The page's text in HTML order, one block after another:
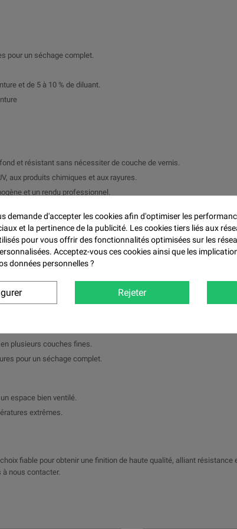
pour un séchage complet.
et de 5 à 10 % de diluant.
et résistant sans nécessiter de couche de vernis.
aux produits chimiques et aux rayures.
et un rendu professionnel.
les travaux nécessitant un séchage rapide.
offrant une finition esthétique et résistante.
une protection durable et une finition soignée.
de pièces métalliques.
adhérence optimale.
le diluant et le durcisseur.
plusieurs couches fines.
pour un séchage complet.
espace bien ventilé.
extrêmes.
fiable pour obtenir une finition de haute qualité, alliant
nous contacter.
demande d'accepter les cookies afin d'optimiser les
et la pertinence de la publicité. Les cookies tiers liés aux
pour vous offrir des fonctionnalités optimisées sur les
Acceptez-vous ces cookies ainsi que les
données personnelles ?
Rejeter